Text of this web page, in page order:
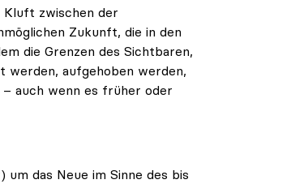
zwischen der
Zukunft, die in den
die Grenzen des Sichtbaren,
werden, aufgehoben werden,
auch wenn es früher oder
das Neue im Sinne des bis